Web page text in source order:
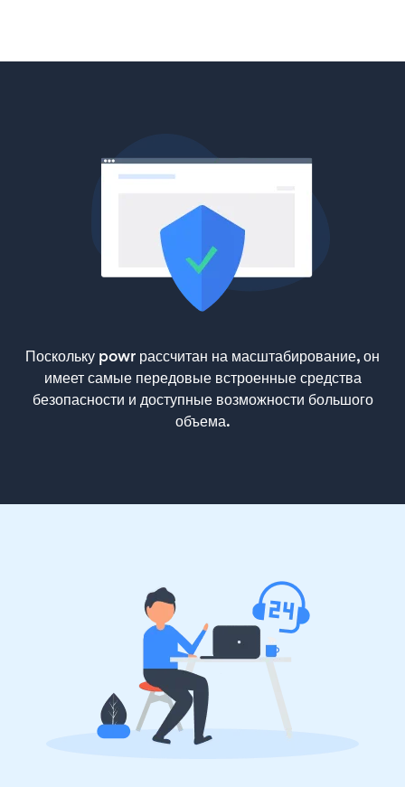
Поскольку powr рассчитан на масштабирование, он
имеет самые передовые встроенные средства
безопасности и доступные возможности большого
объема.